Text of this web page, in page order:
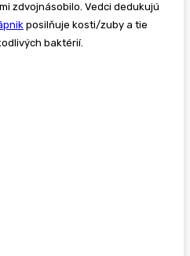
zdvojnásobilo. Vedci dedukujú
posilňuje kosti/zuby a tie
baktérií.